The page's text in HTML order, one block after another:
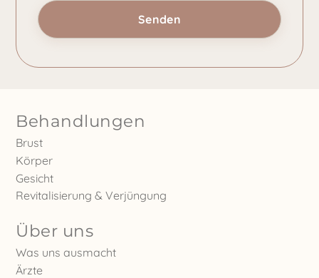
Behandlungen
Brust
Körper
Gesicht
Revitalisierung & Verjüngung
Über uns
Was uns ausmacht
Ärzte